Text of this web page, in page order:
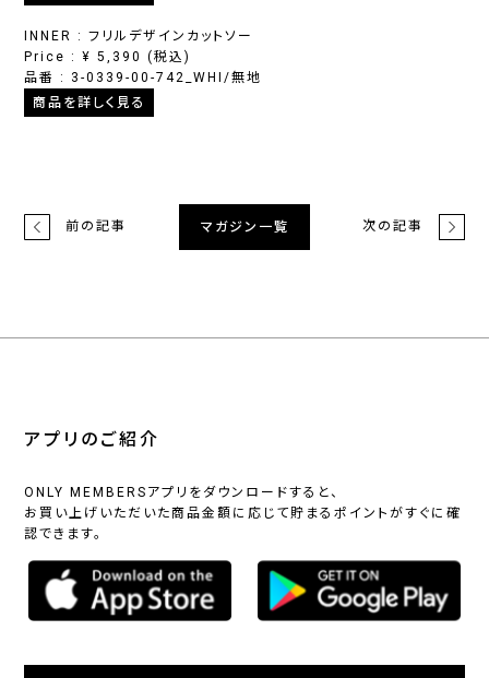
INNER : フリルデザインカットソー
Price :¥ 5,390(税込)
品番 : 3-0339-00-742_WHI/無地
商品を詳しく見る
前の記事 マガジン一覧 次の記事
アプリのご紹介
ONLY MEMBERSアプリをダウンロードすると、
お買い上げいただいた商品金額に応じて貯まるポイントがすぐに確
認できます。